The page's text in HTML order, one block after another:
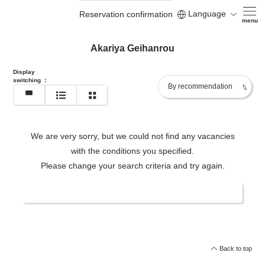
Reservation confirmation Language
menu
Akariya Geihanrou
Display
switching ：
We are very sorry, but we could not find any vacancies
with the conditions you specified.
Please change your search criteria and try again.
Back to top